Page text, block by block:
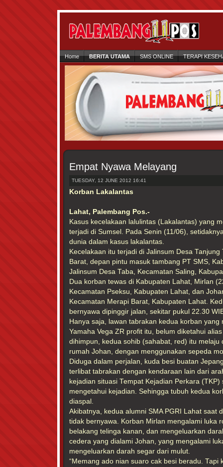
Home BERITA UTAMA SMS ONLINE TERAPI
Empat Nyawa Melayang
TUESDAY, 12 JUNE 2012 16:41
Korban Lakalantas
Lahat, Palembang Pos.-
Kasus kecelakaan lalulintas (Lakalantas) yang
terjadi di Sumsel. Pada Senin (11/06),
dunia dalam kasus lakalantas.
Kecelakaan itu terjadi di Jalinsum Desa
Barat, depan pintu masuk tambang PT SMS,
Jalinsum Desa Taba, Kecamatan Saling,
Dua korban tewas di Kabupaten Lahat, Mirlan
Kecamatan Pseksu, Kabupaten Lahat, dan
Kecamatan Merapi Barat, Kabupaten Lahat.
bernyawa dipinggir jalan, sekitar pukul 22.30
Hanya saja, lawan tabrakan kedua korban
Yamaha Vega ZR profit itu, belum diketahui
dihimpun, kedua sohib (sahabat, red) itu melaju
rumah Johan, dengan menggunakan sepeda
Diduga dalam perjalan, kuda besi buatan
terlibat tabrakan dengan kendaraan lain dari
kejadian situasi Tempat Kejadian Perkara
mengetahui kejadian. Sehingga tubuh kedua
diaspal.
Akibatnya, kedua alumni SMA PGRI Lahat saat
tidak bernyawa. Korban Mirlan mengalami luka
belakang telinga kanan, dan mengeluarkan
cedera yang dialami Johan, yang mengalami
mengeluarkan darah segar dari mulut.
“Memang ado nian suaro cak besi beradu. Tapi